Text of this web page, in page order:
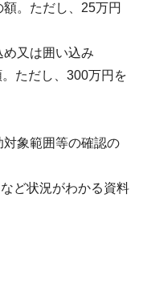
。ただし、25万円
め又は囲い込み
ただし、300万円を
象範囲等の確認の
ど状況がわかる資料